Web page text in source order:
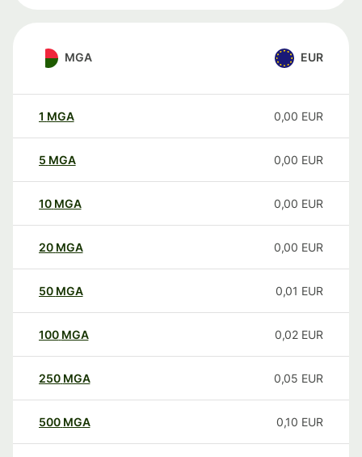
MGA EUR
1 MGA 0,00 EUR
5 MGA 0,00 EUR
10 MGA 0,00 EUR
20 MGA 0,00 EUR
50 MGA 0,01 EUR
100 MGA 0,02 EUR
250 MGA 0,05 EUR
500 MGA 0,10 EUR